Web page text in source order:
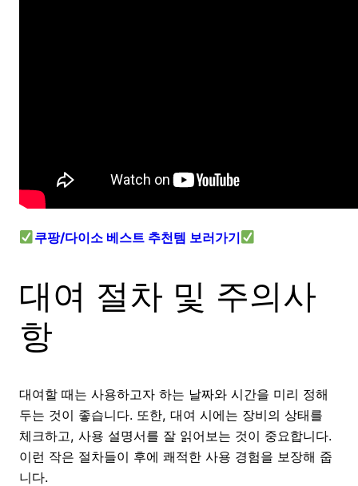
쿠팡/다이소 베스트 추천템 보러가기
대여 절차 및 주의사
항
대여할 때는 사용하고자 하는 날짜와 시간을 미리 정해
두는 것이 좋습니다. 또한, 대여 시에는 장비의 상태를
체크하고, 사용 설명서를 잘 읽어보는 것이 중요합니다.
이런 작은 절차들이 후에 쾌적한 사용 경험을 보장해 줍
니다.